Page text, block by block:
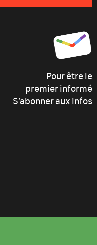
Pour être le
premier informé
S’abonner aux infos